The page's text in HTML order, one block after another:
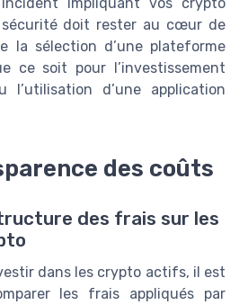
doit rester au cœur de
la sélection d’une plateforme
ce soit pour l’investissement
d’une application
des coûts
des frais sur les
dans les crypto actifs, il est
les frais appliqués par